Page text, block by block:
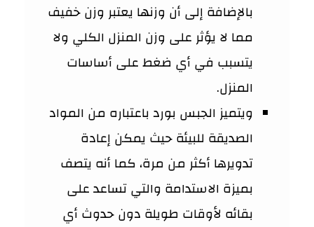
بالإضافة إلى أن وزنها يعتبر وزن خفيف
مما لا يؤثر على وزن المنزل الكلي ولا
يتسبب في أي ضغط على أساسات
المنزل.
ويتميز الجبس بورد باعتباره من المواد
الصديقة للبيئة حيث يمكن إعادة
تدويرها أكثر من مرة، كما أنه يتصف
بميزة الاستدامة والتي تساعد على
بقائه لأوقات طويلة دون حدوث أي